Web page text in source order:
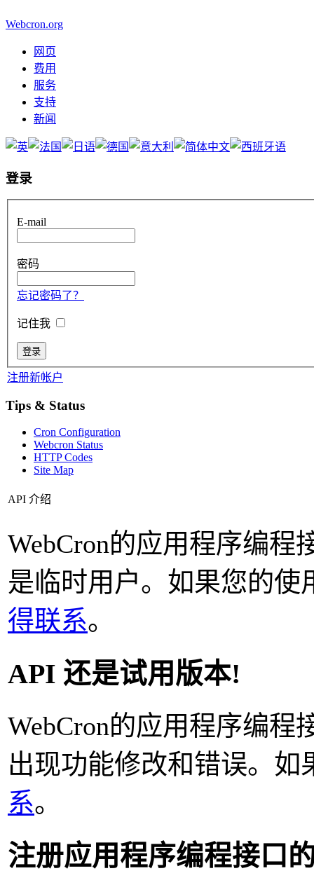
Webcron.org
网页
费用
服务
支持
新闻
登录
E-mail
密码
忘记密码了？
记住我
注册新帐户
Tips & Status
Cron Configuration
Webcron Status
HTTP Codes
Site Map
API 介绍
WebCron的应用程序编
是临时用户。如果您的使
得联系。
API 还是试用版本!
WebCron的应用程序编
出现功能修改和错误。如
系。
注册应用程序编程接口